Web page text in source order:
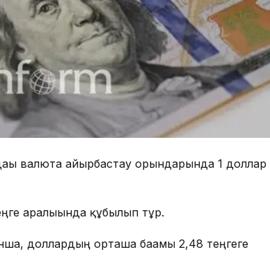
валюта айырбастау орындарында 1 доллар
аралығында құбылып тұр.
доллардың орташа бағамы 2,48 теңгеге